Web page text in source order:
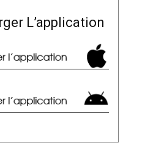
L’application